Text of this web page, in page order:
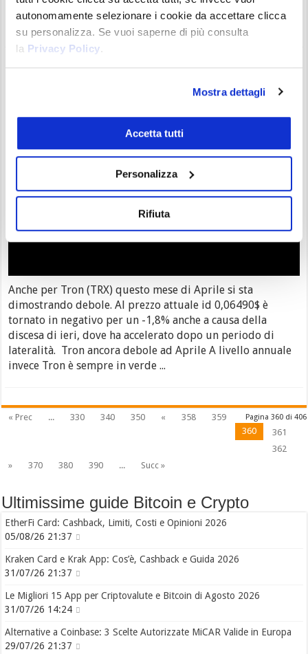
autonomamente selezionare i cookie da accettare clicca
su personalizza. Se vuoi saperne di più consulta
la Privacy Policy.
Mostra dettagli
Accetta tutti
Personalizza
Rifiuta
attesta la crescita da inizio 2023 a +49,50%. Dopo il rialzo
di Marzo Ripple fatica Il boom di Marzo è stato ...
Crypto Tron: debole da Febbraio |
innalzata volatilità a resistenza 0,067$
Anche per Tron (TRX) questo mese di Aprile si sta
dimostrando debole. Al prezzo attuale id 0,06490$ è
tornato in negativo per un -1,8% anche a causa della
discesa di ieri, dove ha accelerato dopo un periodo di
lateralità. Tron ancora debole ad Aprile A livello annuale
invece Tron è sempre in verde ...
Pagina 360 di 406
« Prec ... 330 340 350 « 358
359
360
361
362
»
370 380 390 ... Succ »
Ultimissime guide Bitcoin e Crypto
EtherFi Card: Cashback, Limiti, Costi e Opinioni 2026
05/08/26 21:37
Kraken Card e Krak App: Cos’è, Cashback e Guida 2026
31/07/26 21:37
Le Migliori 15 App per Criptovalute e Bitcoin di Agosto 2026
31/07/26 14:24
Alternative a Coinbase: 3 Scelte Autorizzate MiCAR Valide in Europa
29/07/26 21:37